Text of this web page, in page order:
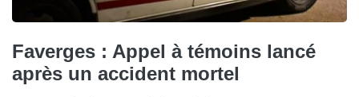
Faverges : Appel à témoins lancé
après un accident mortel